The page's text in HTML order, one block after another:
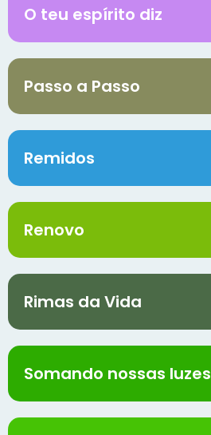
O teu espírito diz
Passo a Passo
Remidos
Renovo
Rimas da Vida
Somando nossas luzes